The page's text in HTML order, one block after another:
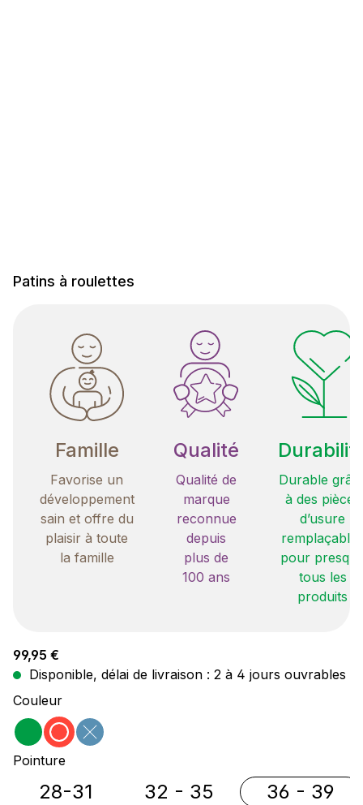
Patins à roulettes
Famille
Favorise un
développement
sain et offre du
plaisir à toute
la famille
Qualité
Qualité de
marque
reconnue
depuis
plus de
100 ans
Durable
à des pièces
d’usure
remplaçables
pour
tous les
produits
Prix régulier :
99,95 €
Disponible, délai de livraison : 2 à 4 jours ouvrables
Sélectionnez
Couleur
vertrougebleu
(Cette option n'est pas disponible pour le
Sélectionnez
Pointure
28-31 32 - 35
36 - 39